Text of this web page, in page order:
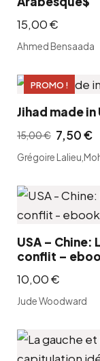
15,00€
Ahmed Bensaada
PROMO !
Jihad made in
15,00€
L
e
r
i
x
i
n
i
a
7,50€
L
e
r
i
x
a
c
t
e
l
Grégoire Lalieu
USA – Chine:
conflit –
10,00€
Jude Woodward